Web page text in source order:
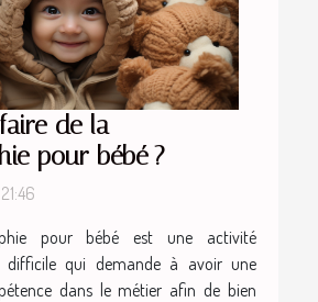
de la
pour bébé ?
pour bébé est une activité
difficile qui demande à avoir une
dans le métier afin de bien